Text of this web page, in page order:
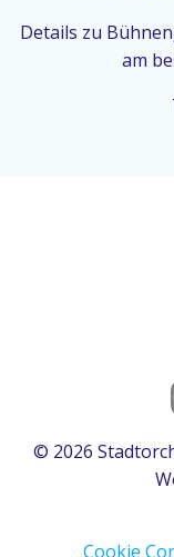
Details zu
am
© 2026
Cookie